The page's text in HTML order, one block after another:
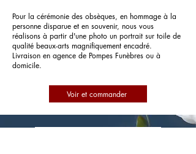
Pour la cérémonie des obsèques, en hommage à la
personne disparue et en souvenir, nous vous
réalisons à partir d'une photo un portrait sur toile de
qualité beaux-arts magnifiquement encadré.
Livraison en agence de Pompes Funèbres ou à
domicile.
Voir et commander